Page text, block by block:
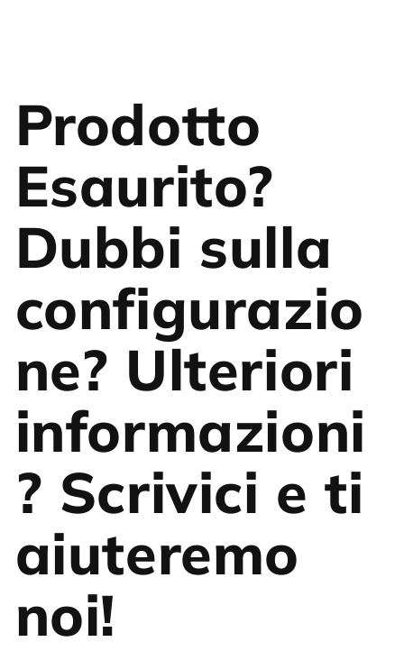
Prodotto
Esaurito?
Dubbi sulla
configurazio
ne? Ulteriori
informazioni
? Scrivici e ti
aiuteremo
noi!